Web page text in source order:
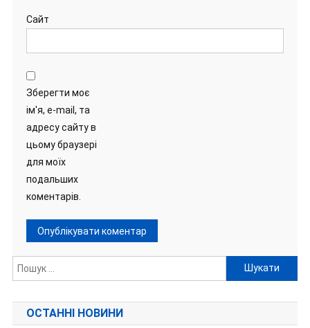
Сайт
Зберегти моє
ім'я, e-mail, та
адресу сайту в
цьому браузері
для моїх
подальших
коментарів.
Пошук:
ОСТАННІ НОВИНИ